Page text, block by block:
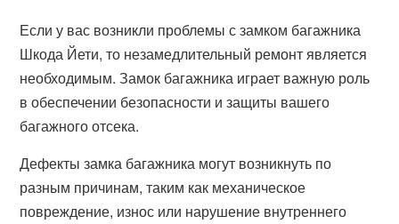
Если у вас возникли проблемы с замком багажника
Шкода Йети, то незамедлительный ремонт является
необходимым. Замок багажника играет важную роль
в обеспечении безопасности и защиты вашего
багажного отсека.
Дефекты замка багажника могут возникнуть по
разным причинам, таким как механическое
повреждение, износ или нарушение внутреннего